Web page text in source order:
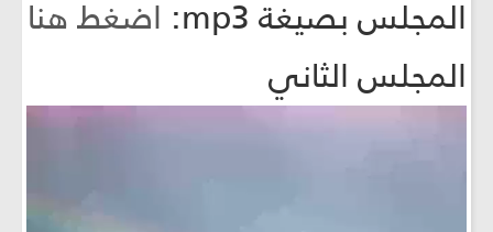
المجلس بصيغة mp3:
اضغط هنا
المجلس الثاني